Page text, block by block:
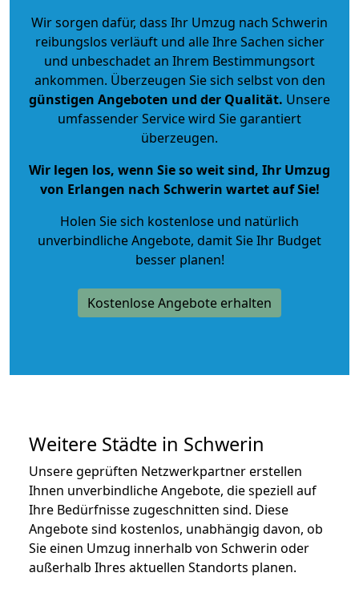
Wir sorgen dafür, dass Ihr Umzug nach Schwerin
reibungslos verläuft und alle Ihre Sachen sicher
und unbeschadet an Ihrem Bestimmungsort
ankommen. Überzeugen Sie sich selbst von den
günstigen Angeboten und der Qualität. Unsere
umfassender Service wird Sie garantiert
überzeugen.
Wir legen los, wenn Sie so weit sind, Ihr Umzug
von Erlangen nach Schwerin wartet auf Sie!
Holen Sie sich kostenlose und natürlich
unverbindliche Angebote, damit Sie Ihr Budget
besser planen!
Kostenlose Angebote erhalten
Weitere Städte in Schwerin
Unsere geprüften Netzwerkpartner erstellen
Ihnen unverbindliche Angebote, die speziell auf
Ihre Bedürfnisse zugeschnitten sind. Diese
Angebote sind kostenlos, unabhängig davon, ob
Sie einen Umzug innerhalb von Schwerin oder
außerhalb Ihres aktuellen Standorts planen.